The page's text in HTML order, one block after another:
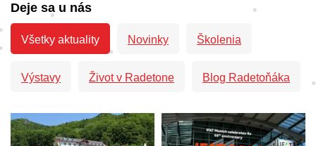
Deje sa u nás
Všetky aktuality Novinky Školenia
Výstavy Život v Radetone Blog Radetoňáka